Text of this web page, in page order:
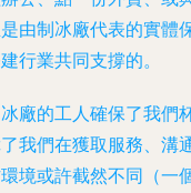
由制冰廠代表的實體
行業共同支撐的。
廠的工人確保了我們
我們在獲取服務、溝
境或許截然不同（一